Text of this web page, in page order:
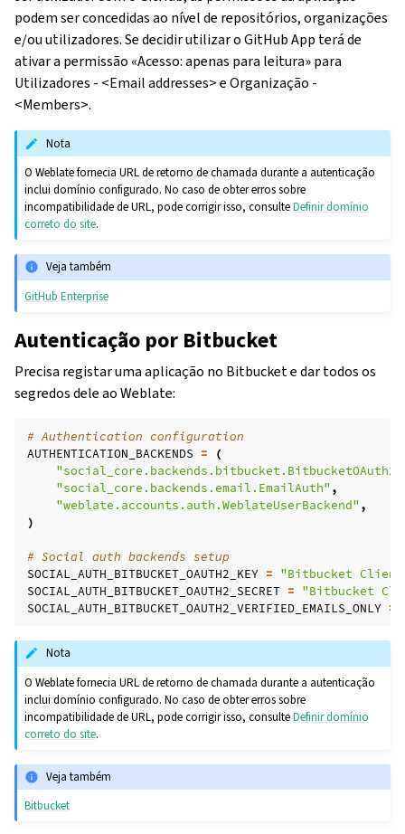
podem ser concedidas ao nível de repositórios, organizações
e/ou utilizadores. Se decidir utilizar o GitHub App terá de
ativar a permissão «Acesso: apenas para leitura» para
Utilizadores - <Email addresses> e Organização -
<Members>.
Nota
O Weblate fornecia URL de retorno de chamada durante a autenticação
inclui domínio configurado. No caso de obter erros sobre
incompatibilidade de URL, pode corrigir isso, consulteDefinir domínio
correto do site.
Veja também
GitHub Enterprise
Autenticação por Bitbucket
Precisa registar uma aplicação no Bitbucket e dar todos os
segredos dele ao Weblate:
# Authentication configuration
AUTHENTICATION_BACKENDS =
(
"social_core.backends.bitbucket.BitbucketOAuth2"
"social_core.backends.email.EmailAuth",
"weblate.accounts.auth.WeblateUserBackend",
)
# Social auth backends setup
SOCIAL_AUTH_BITBUCKET_OAUTH2_KEY = "Bitbucket
SOCIAL_AUTH_BITBUCKET_OAUTH2_SECRET = "Bitbucket
SOCIAL_AUTH_BITBUCKET_OAUTH2_VERIFIED_EMAILS_ONLY =
Nota
O Weblate fornecia URL de retorno de chamada durante a autenticação
inclui domínio configurado. No caso de obter erros sobre
incompatibilidade de URL, pode corrigir isso, consulteDefinir domínio
correto do site.
Veja também
Bitbucket